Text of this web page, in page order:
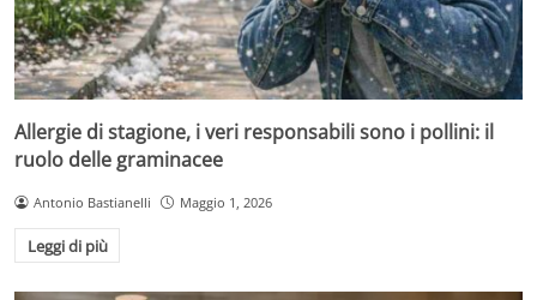
Allergie di stagione, i veri responsabili sono i pollini: il
ruolo delle graminacee
Antonio Bastianelli Maggio 1, 2026
Leggi di più